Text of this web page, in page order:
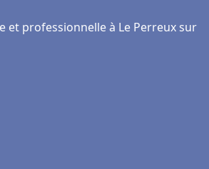
et professionnelle à Le Perreux sur